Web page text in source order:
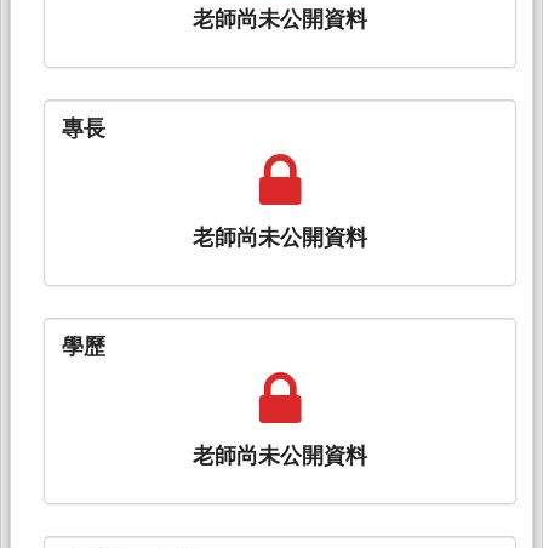
老師尚未公開資料
專長
老師尚未公開資料
學歷
老師尚未公開資料